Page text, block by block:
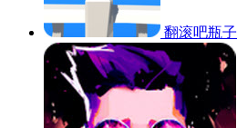
翻滚吧瓶子